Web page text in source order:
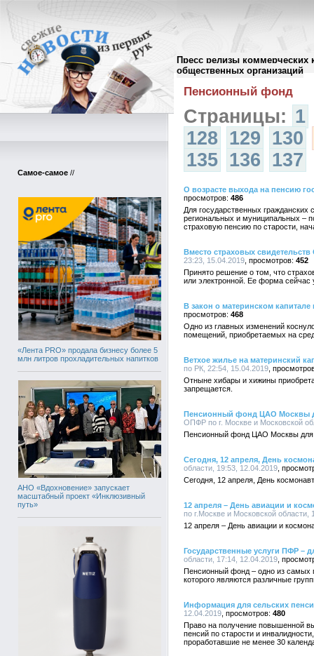
Пресс релизы коммерческих
общественных организаций
Самое-самое //
«Лента PRO» продала бизнесу более 5
млн литров прохладительных напитков
АНО «Вдохновение» запускает
масштабный проект «Инклюзивный
путь»
Архив пресс-релизов//
Пенсионный фонд
Страницы: 1
128 129 130
135 136 137
О возрасте выхода на пенсию
486
Для государственных
региональных и муниципальных –
страховую пенсию по старости,
Вместо страховых
23:23, 15.04.2019
452
Принято решение о том, что
или электронной. Ее форма сейчас
В закон о материнском
468
Одно из главных изменений
помещений, приобретаемых на
Ветхое жилье на материнский
по РК, 22:54, 15.04.2019
Отныне хибары и хижины
запрещается.
Пенсионный фонд ЦАО Москвы
ОПФР по г. Москве и Московской
Пенсионный фонд ЦАО Москвы для
Сегодня, 12 апреля, День
области, 19:53, 12.04.2019
Сегодня, 12 апреля, День
12 апреля – День авиации и
по г.Москве и Московской области,
12 апреля – День авиации и
Государственные услуги ПФР –
области, 17:14, 12.04.2019
Пенсионный фонд – одно из
которого являются различные
Информация для сельских
12.04.2019
480
Право на получение повышенной
пенсий по старости и
проработавшие не менее 30